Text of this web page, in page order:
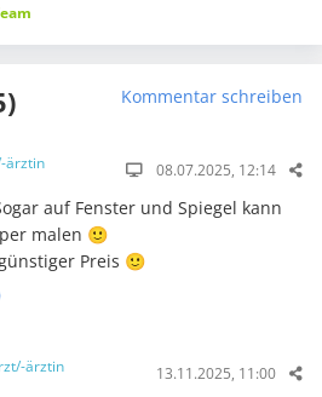
Kommentar schreiben
ärztin 08.07.2025, 12:14
auf Fenster und Spiegel kann
malen 🙂
Preis 🙂
ärztin 13.11.2025, 11:00